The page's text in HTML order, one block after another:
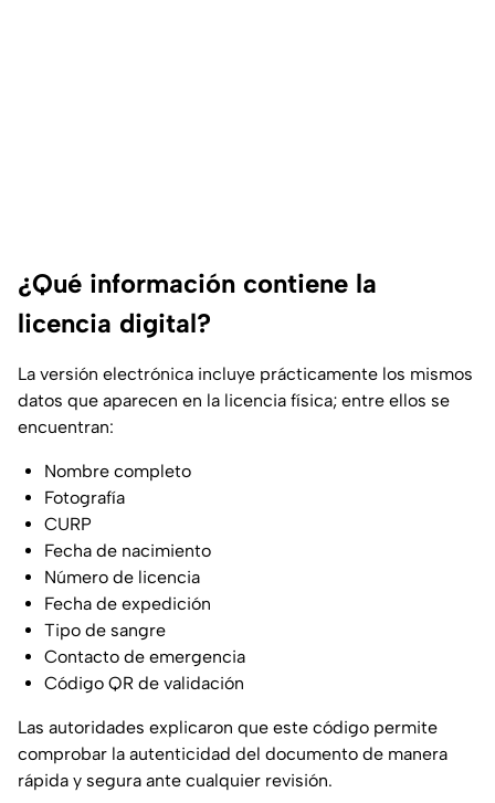
¿Qué información contiene la
licencia digital?
La versión electrónica incluye prácticamente los mismos
datos que aparecen en la licencia física; entre ellos se
encuentran:
Nombre completo
Fotografía
CURP
Fecha de nacimiento
Número de licencia
Fecha de expedición
Tipo de sangre
Contacto de emergencia
Código QR de validación
Las autoridades explicaron que este código permite
comprobar la autenticidad del documento de manera
rápida y segura ante cualquier revisión.